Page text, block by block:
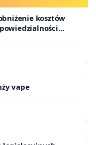
kosztów
i sędziów
vape